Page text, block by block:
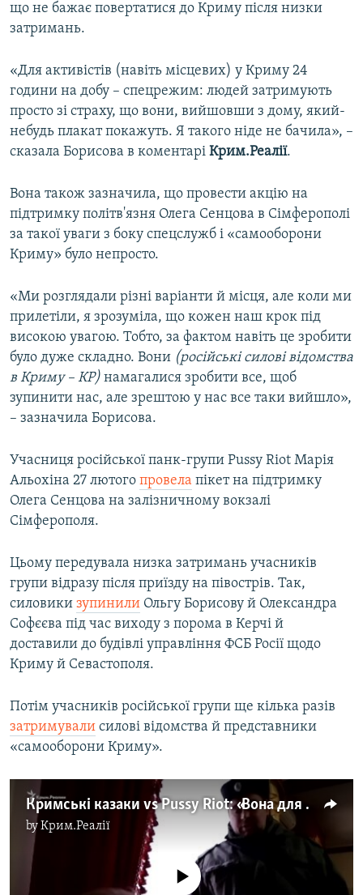
що не бажає повертатися до Криму після низки
затримань.
«Для активістів (навіть місцевих) у Криму 24
години на добу – спецрежим: людей затримують
просто зі страху, що вони, вийшовши з дому, який-
небудь плакат покажуть. Я такого ніде не бачила», –
сказала Борисова в коментарі Крим.Реалії.
Вона також зазначила, що провести акцію на
підтримку політв'язня Олега Сенцова в Сімферополі
за такої уваги з боку спецслужб і «самооборони
Криму» було непросто.
«Ми розглядали різні варіанти й місця, але коли ми
прилетіли, я зрозуміла, що кожен наш крок під
високою увагою. Тобто, за фактом навіть це зробити
було дуже складно. Вони (російські силові відомства
в Криму – КР) намагалися зробити все, щоб
зупинити нас, але зрештою у нас все таки вийшло»,
– зазначила Борисова.
Учасниця російської панк-групи Pussy Riot Марія
Альохіна 27 лютого провела пікет на підтримку
Олега Сенцова на залізничному вокзалі
Сімферополя.
Цьому передувала низка затримань учасників
групи відразу після приїзду на півострів. Так,
силовики зупинили Ольгу Борисову й Олександра
Софєєва під час виходу з порома в Керчі й
доставили до будівлі управління ФСБ Росії щодо
Криму й Севастополя.
Потім учасників російської групи ще кілька разів
затримували силові відомства й представники
«самооборони Криму».
Кримські казаки vs Pussy Riot: «Вона для мене не дама, вона ворог держави» (відео)
byКрим.Реалії
No media source currently available